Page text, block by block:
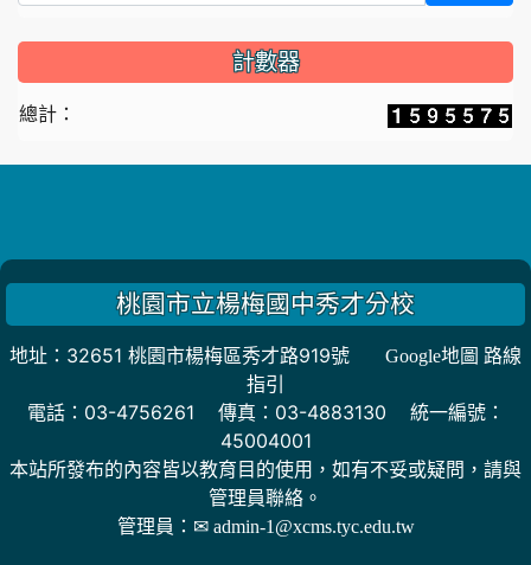
計數器
總計：
桃園市立楊梅國中秀才分校
地址：32651 桃園市楊梅區秀才路919號
Google地圖 路線
指引
電話：03-4756261 傳真：03-4883130 統一編號：
45004001
本站所發布的內容皆以教育目的使用，如有不妥或疑問，請與
管理員聯絡。
管理員： ✉ admin-1@xcms.tyc.edu.tw